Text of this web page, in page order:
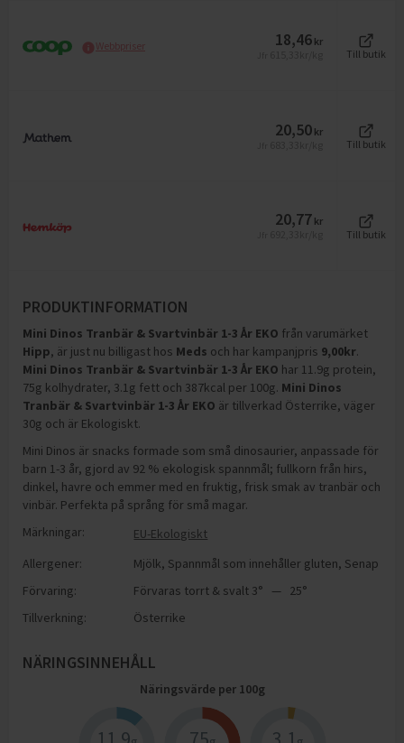
Webbpriser 18,46 kr
Till butik
20,50 kr
Till butik
20,77 kr
Till butik
PRODUKTINFORMATION
Mini Dinos Tranbär & Svartvinbär 1-3 År EKO från varumärket
Hipp, är just nu billigast hos Meds och har kampanjpris 9,00kr.
Mini Dinos Tranbär & Svartvinbär 1-3 År EKO har 11.9g protein,
75g kolhydrater, 3.1g fett och 387kcal per 100g. Mini Dinos
Tranbär & Svartvinbär 1-3 År EKO är tillverkad Österrike, väger
30g och är Ekologiskt.
Mini Dinos är snacks formade som små dinosaurier, anpassade för
barn 1-3 år, gjord av 92 % ekologisk spannmål; fullkorn från hirs,
dinkel, havre och emmer med en fruktig, frisk smak av tranbär och
vinbär. Perfekta på språng för små magar.
Märkningar:
EU-Ekologiskt
Allergener:
Mjölk, Spannmål som innehåller gluten, Senap
Förvaring:
Förvaras torrt & svalt 3° — 25°
Tillverkning:
Österrike
NÄRINGSINNEHÅLL
Näringsvärde per 100g